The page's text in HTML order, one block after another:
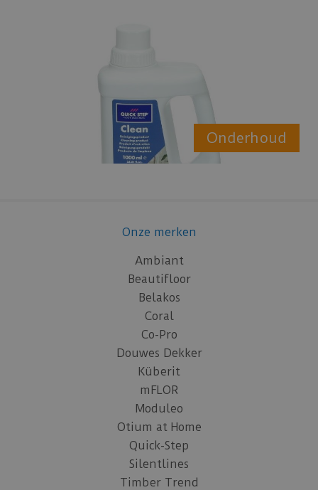
Onderhoud
Onze merken
Ambiant
Beautifloor
Belakos
Coral
Co-Pro
Douwes Dekker
Küberit
mFLOR
Moduleo
Otium at Home
Quick-Step
Silentlines
Timber Trend